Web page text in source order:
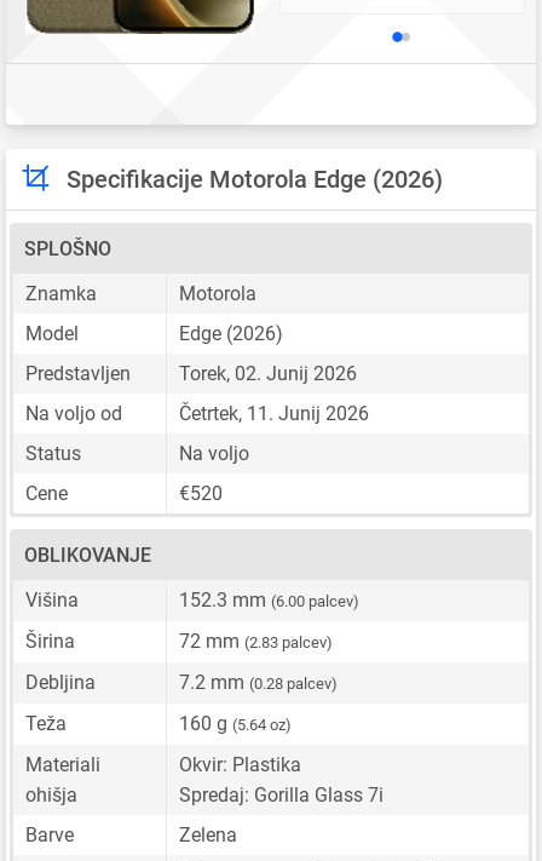
Specifikacije Motorola Edge (2026)
SPLOŠNO
Znamka
Motorola
Model
Edge (2026)
Predstavljen
Torek, 02. Junij 2026
Na voljo od
Četrtek, 11. Junij 2026
Status
Na voljo
Cene
€520
OBLIKOVANJE
Višina
152.3 mm (6.00 palcev)
Širina 72 mm (2.83 palcev)
Debljina 7.2 mm (0.28 palcev)
Teža 160 g (5.64 oz)
Materiali
ohišja
Okvir: Plastika
Spredaj: Gorilla Glass 7i
Barve
Zelena